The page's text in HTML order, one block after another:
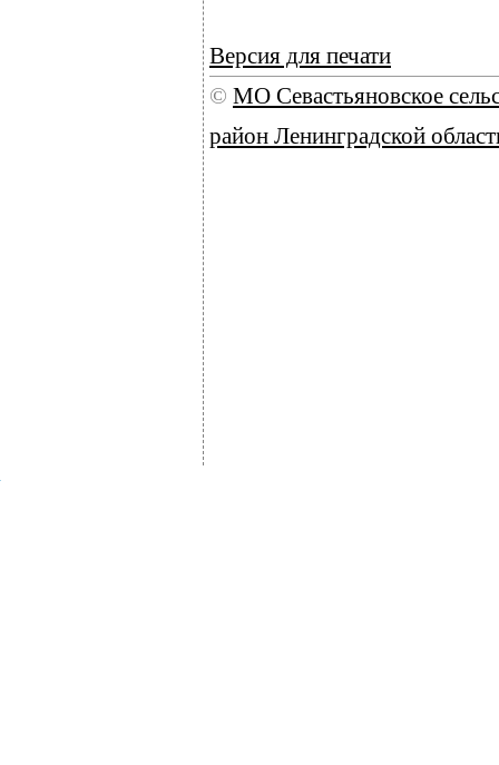
Версия для печати
© МО Севастьяновское
район Ленинградской